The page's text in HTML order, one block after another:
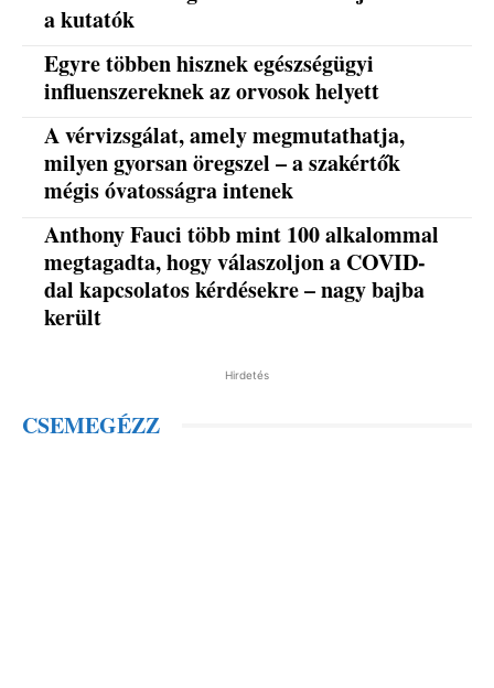
a kutatók
Egyre többen hisznek egészségügyi
influenszereknek az orvosok helyett
A vérvizsgálat, amely megmutathatja,
milyen gyorsan öregszel – a szakértők
mégis óvatosságra intenek
Anthony Fauci több mint 100 alkalommal
megtagadta, hogy válaszoljon a COVID-
dal kapcsolatos kérdésekre – nagy bajba
került
Hirdetés
CSEMEGÉZZ